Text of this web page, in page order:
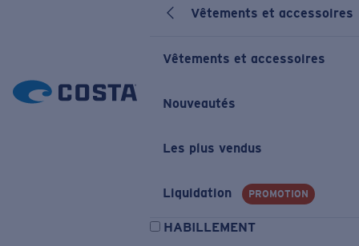
Vêtements et accessoires
Vêtements et accessoires
Nouveautés
Les plus vendus
Liquidation PROMOTION
HABILLEMENT